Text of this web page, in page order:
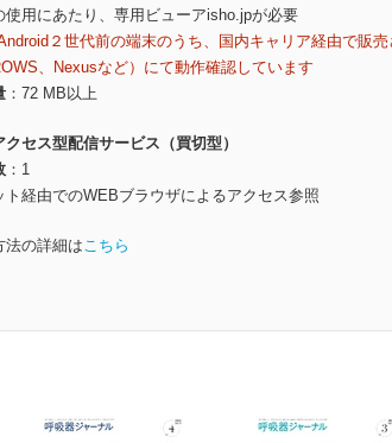
用にあたり、専用ビューアisho.jpが必要
２世代前の端末のうち、国内キャリア経由で販売
、Nexusなど）にて動作確認しています
72 MB以上
クセス型配信サービス（買切型）
1
経由でのWEBブラウザによるアクセス参照
の詳細はこちら